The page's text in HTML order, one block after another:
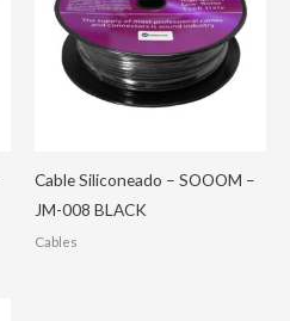
Cable Siliconeado – SOOOM –
JM-008 BLACK
Cables